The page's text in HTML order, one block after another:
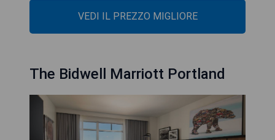
VEDI IL PREZZO MIGLIORE
The Bidwell Marriott Portland